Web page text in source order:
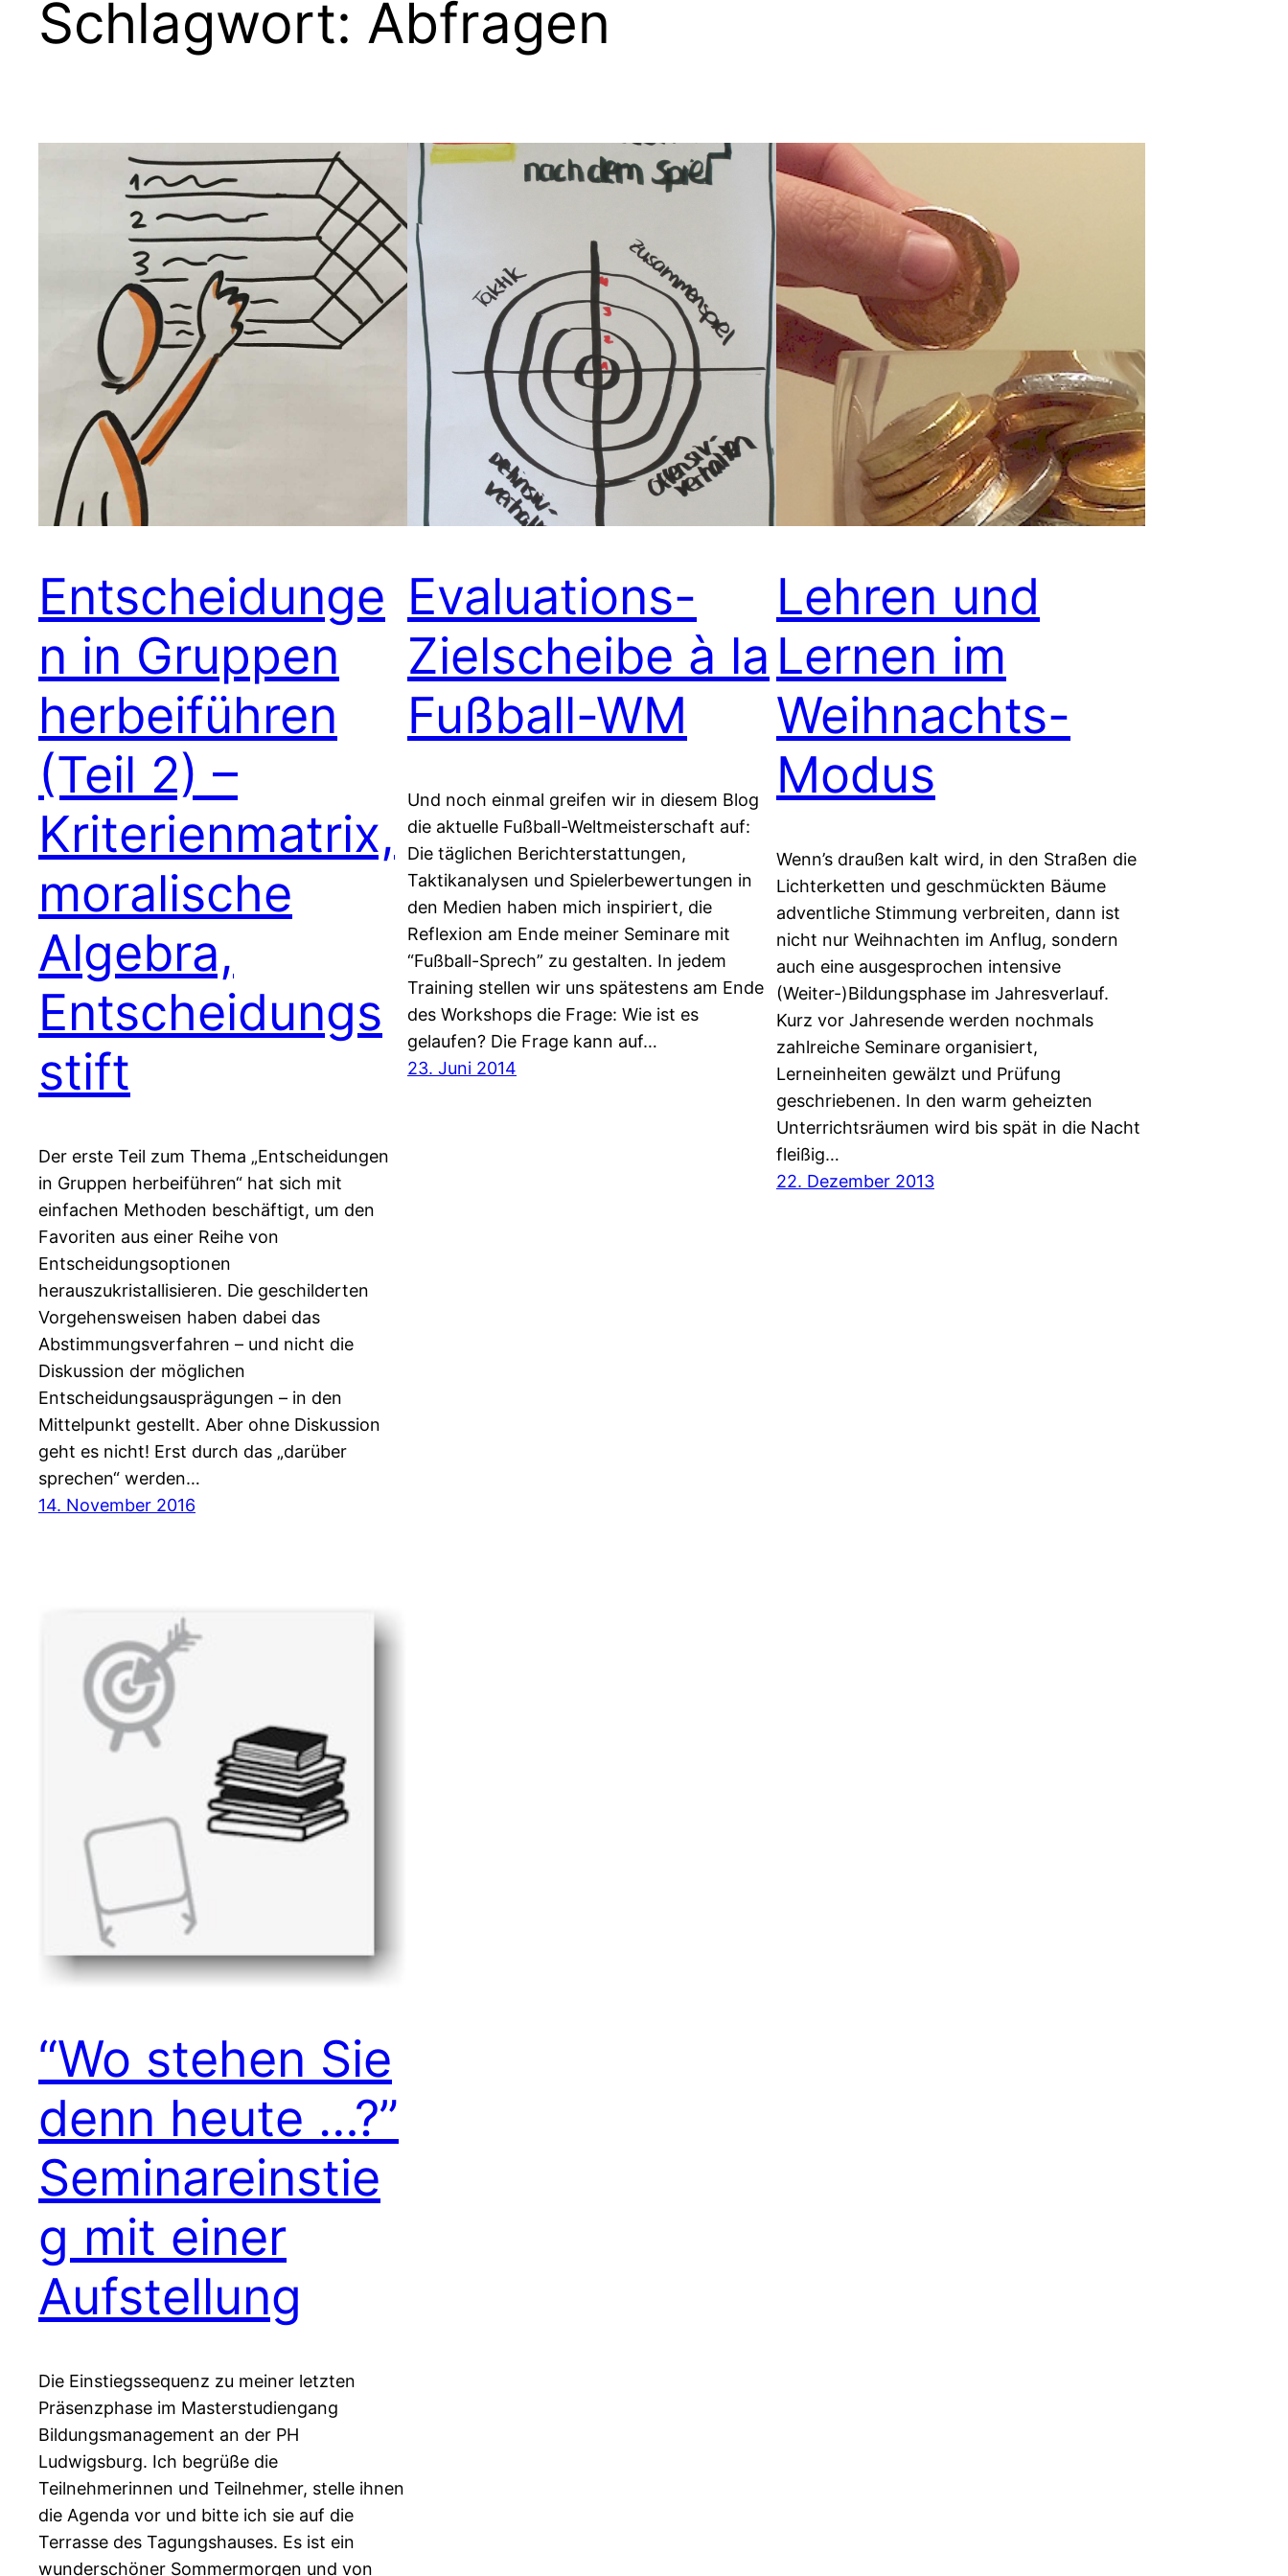
Schlagwort: Abfragen
Entscheidunge
n in Gruppen
herbeiführen
(Teil 2) –
Kriterienmatrix,
moralische
Algebra,
Entscheidungs
stift
Der erste Teil zum Thema „Entscheidungen
in Gruppen herbeiführen“ hat sich mit
einfachen Methoden beschäftigt, um den
Favoriten aus einer Reihe von
Entscheidungsoptionen
herauszukristallisieren. Die geschilderten
Vorgehensweisen haben dabei das
Abstimmungsverfahren – und nicht die
Diskussion der möglichen
Entscheidungsausprägungen – in den
Mittelpunkt gestellt. Aber ohne Diskussion
geht es nicht! Erst durch das „darüber
sprechen“ werden…
14. November 2016
Evaluations-
Zielscheibe à la
Fußball-WM
Und noch einmal greifen wir in diesem Blog
die aktuelle Fußball-Weltmeisterschaft auf:
Die täglichen Berichterstattungen,
Taktikanalysen und Spielerbewertungen in
den Medien haben mich inspiriert, die
Reflexion am Ende meiner Seminare mit
“Fußball-Sprech” zu gestalten. In jedem
Training stellen wir uns spätestens am Ende
des Workshops die Frage: Wie ist es
gelaufen? Die Frage kann auf…
23. Juni 2014
Lehren und
Lernen im
Weihnachts-
Modus
Wenn’s draußen kalt wird, in den Straßen die
Lichterketten und geschmückten Bäume
adventliche Stimmung verbreiten, dann ist
nicht nur Weihnachten im Anflug, sondern
auch eine ausgesprochen intensive
(Weiter-)Bildungsphase im Jahresverlauf.
Kurz vor Jahresende werden nochmals
zahlreiche Seminare organisiert,
Lerneinheiten gewälzt und Prüfung
geschriebenen. In den warm geheizten
Unterrichtsräumen wird bis spät in die Nacht
fleißig…
22. Dezember 2013
“Wo stehen Sie
denn heute …?”
Seminareinstie
g mit einer
Aufstellung
Die Einstiegssequenz zu meiner letzten
Präsenzphase im Masterstudiengang
Bildungsmanagement an der PH
Ludwigsburg. Ich begrüße die
Teilnehmerinnen und Teilnehmer, stelle ihnen
die Agenda vor und bitte ich sie auf die
Terrasse des Tagungshauses. Es ist ein
wunderschöner Sommermorgen und von